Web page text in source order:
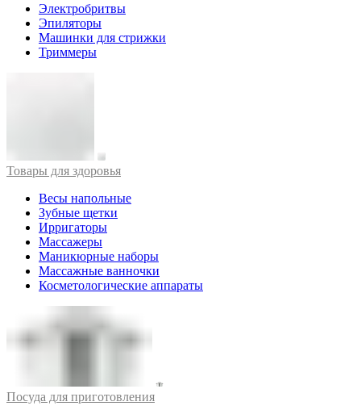
Электробритвы
Эпиляторы
Машинки для стрижки
Триммеры
Товары для здоровья
Весы напольные
Зубные щетки
Ирригаторы
Массажеры
Маникюрные наборы
Массажные ванночки
Косметологические аппараты
Посуда для приготовления